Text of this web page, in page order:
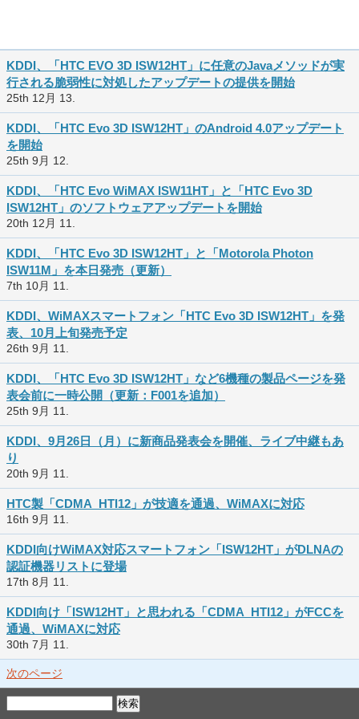
KDDI、「HTC EVO 3D ISW12HT」に任意のJavaメソッドが実
行される脆弱性に対処したアップデートの提供を開始
25th 12月 13.
KDDI、「HTC Evo 3D ISW12HT」のAndroid 4.0アップデート
を開始
25th 9月 12.
KDDI、「HTC Evo WiMAX ISW11HT」と「HTC Evo 3D
ISW12HT」のソフトウェアアップデートを開始
20th 12月 11.
KDDI、「HTC Evo 3D ISW12HT」と「Motorola Photon
ISW11M」を本日発売（更新）
7th 10月 11.
KDDI、WiMAXスマートフォン「HTC Evo 3D ISW12HT」を発
表、10月上旬発売予定
26th 9月 11.
KDDI、「HTC Evo 3D ISW12HT」など6機種の製品ページを発
表会前に一時公開（更新：F001を追加）
25th 9月 11.
KDDI、9月26日（月）に新商品発表会を開催、ライブ中継もあ
り
20th 9月 11.
HTC製「CDMA_HTI12」が技適を通過、WiMAXに対応
16th 9月 11.
KDDI向けWiMAX対応スマートフォン「ISW12HT」がDLNAの
認証機器リストに登場
17th 8月 11.
KDDI向け「ISW12HT」と思われる「CDMA_HTI12」がFCCを
通過、WiMAXに対応
30th 7月 11.
次のページ